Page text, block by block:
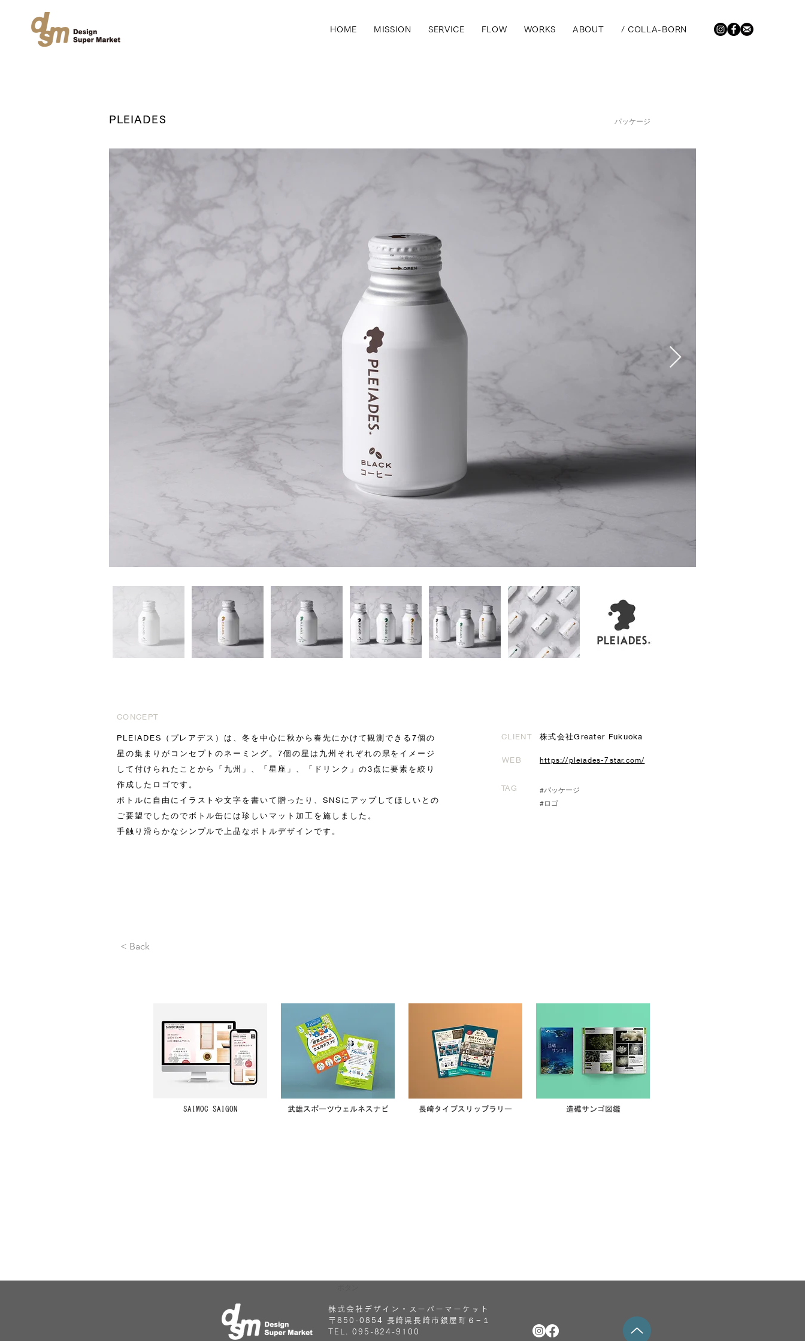
HOME MISSION SERVICE FLOW WORKS ABOUT / COLLA-BORN
PLEIADES パッケージ
CONCEPT
PLEIADES（プレアデス）は、冬を中心に秋から春先にかけて観測できる7個の
星の集まりがコンセプトのネーミング。7個の星は九州それぞれの県をイメージ
して付けられたことから「九州」、「星座」、「ドリンク」の3点に要素を絞り
作成したロゴです。
ボトルに自由にイラストや文字を書いて贈ったり、SNSにアップしてほしいとの
ご要望でしたのでボトル缶には珍しいマット加工を施しました。
手触り滑らかなシンプルで上品なボトルデザインです。
CLIENT 株式会社Greater Fukuoka
WEB https://pleiades-7star.com/
TAG
#パッケージ
#ロゴ
< Back
SAIMOC SAIGON 武雄スポーツウェルネスナビ 長崎タイプスリップラリー 造礁サンゴ図鑑
株式会社デザイン・スーパーマーケット
〒850-0854 長崎県長崎市銀屋町６−１
TEL. 095-824-9100